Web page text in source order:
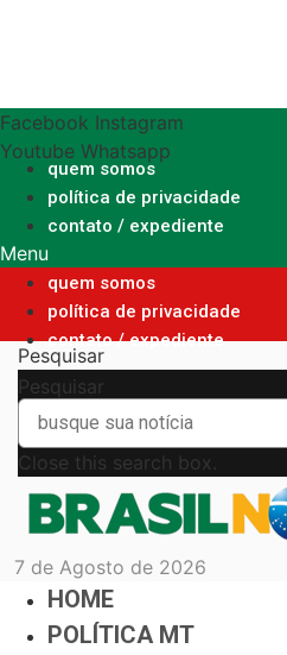
Facebook Instagram
Youtube Whatsapp
quem somos
política de privacidade
contato / expediente
Menu
quem somos
política de privacidade
contato / expediente
Pesquisar
Pesquisar
Close this search box.
7 de Agosto de 2026
HOME
POLÍTICA MT